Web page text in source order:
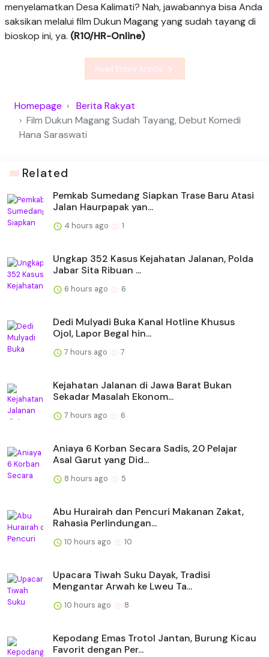
menyelamatkan Desa Kalimati? Nah, jawabannya bisa Anda
saksikan melalui film Dukun Magang yang sudah tayang di
bioskop ini, ya. (R10/HR-Online)
Read Entire Article
Homepage
Berita Rakyat
Film Dukun Magang Sudah Tayang, Debut Komedi
Hana Saraswati
Related
Pemkab Sumedang Siapkan Trase Baru Atasi
Jalan Haurpapak yan...
4 hours ago 1
Ungkap 352 Kasus Kejahatan Jalanan, Polda
Jabar Sita Ribuan ...
6 hours ago 6
Dedi Mulyadi Buka Kanal Hotline Khusus
Ojol, Lapor Begal hin...
7 hours ago 7
Kejahatan Jalanan di Jawa Barat Bukan
Sekadar Masalah Ekonom...
7 hours ago 6
Aniaya 6 Korban Secara Sadis, 20 Pelajar
Asal Garut yang Did...
8 hours ago 5
Abu Hurairah dan Pencuri Makanan Zakat,
Rahasia Perlindungan...
10 hours ago 10
Upacara Tiwah Suku Dayak, Tradisi
Mengantar Arwah ke Lweu Ta...
10 hours ago 8
Kepodang Emas Trotol Jantan, Burung Kicau
Favorit dengan Per...